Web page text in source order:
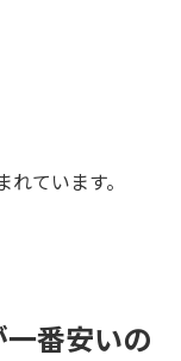
ています。
番安いの